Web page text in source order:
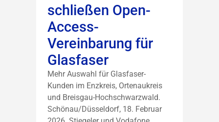
schließen Open-
Access-
Vereinbarung für
Glasfaser
Mehr Auswahl für Glasfaser-
Kunden im Enzkreis, Ortenaukreis
und Breisgau-Hochschwarzwald.
Schönau/Düsseldorf, 18. Februar